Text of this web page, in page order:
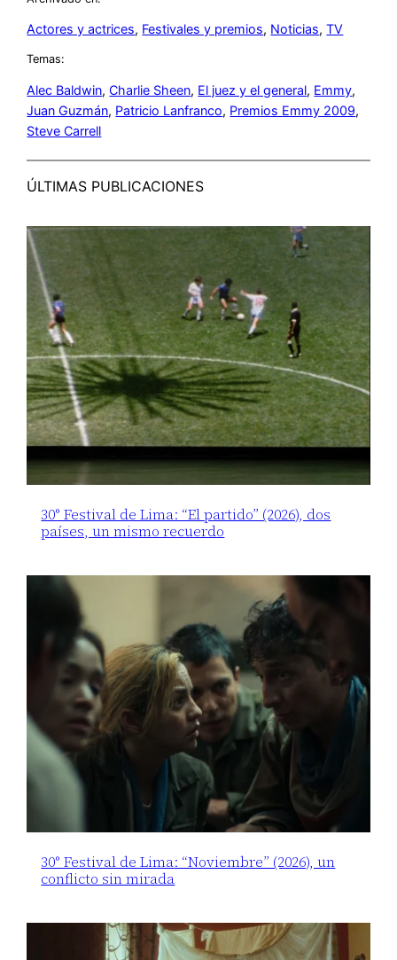
Actores y actrices, Festivales y premios, Noticias, TV
Temas:
Alec Baldwin, Charlie Sheen, El juez y el general, Emmy
Juan Guzmán, Patricio Lanfranco, Premios Emmy 2009
Steve Carrell
ÚLTIMAS PUBLICACIONES
30° Festival de Lima: “El partido” (2026), dos
países, un mismo recuerdo
30° Festival de Lima: “Noviembre” (2026), un
conflicto sin mirada